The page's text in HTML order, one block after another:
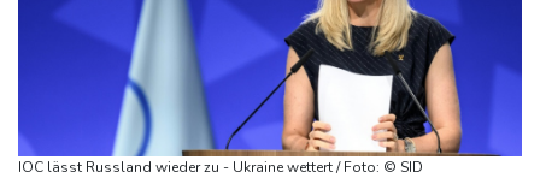
Damaskus
Real Madrid verlängert mit Vinicius Jr. bis 2032
Schwimm-EM: Eikermann und Rösler gewinnen Silber und Bronze
Syrische Staatsmedien: Bombe in Kleinbus nahe Damaskus
explodiert
IOC lässt Russland wieder zu - Ukraine wettert / Foto: © SID